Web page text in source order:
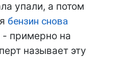
упали, а потом
бензин снова
- примерно на
называет эту